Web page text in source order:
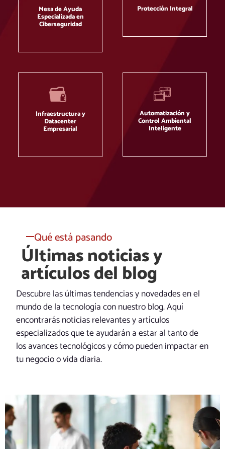
Mesa de Ayuda
Especializada en
Ciberseguridad
Protección Integral
Infraestructura y
Datacenter
Empresarial
Automatización y
Control Ambiental
Inteligente
Qué está pasando
Últimas noticias y
artículos del blog
Descubre las últimas tendencias y novedades en el
mundo de la tecnología con nuestro blog. Aquí
encontrarás noticias relevantes y artículos
especializados que te ayudarán a estar al tanto de
los avances tecnológicos y cómo pueden impactar en
tu negocio o vida diaria.